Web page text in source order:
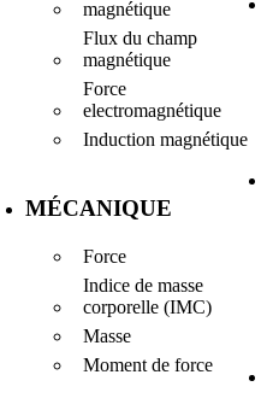
magnétique
Flux du champ
magnétique
Force
electromagnétique
Induction magnétique
MÉCANIQUE
Force
Indice de masse
corporelle (IMC)
Masse
Moment de force